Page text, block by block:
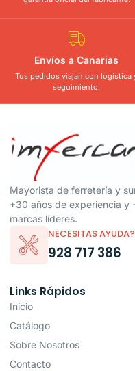
Envíos a Canarias
Tus pedidos viajan con logística
seguimiento.
Mayorista de ferretería y
+30 años de experiencia
marcas líderes.
NECESITAS AYUDA?
928 717 386
Links Rápidos
Inicio
Catálogo
Sobre Nosotros
Contacto